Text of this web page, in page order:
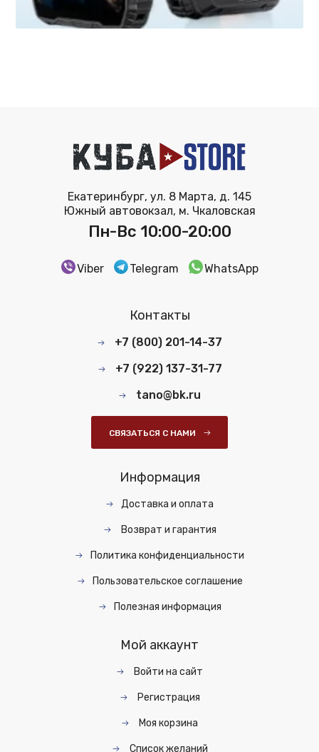
Екатеринбург, ул. 8 Марта, д. 145
Южный автовокзал, м. Чкаловская
Пн-Вс 10:00-20:00
Viber Telegram WhatsApp
Контакты
+7 (800) 201-14-37
+7 (922) 137-31-77
tano@bk.ru
СВЯЗАТЬСЯ С НАМИ
Информация
Доставка и оплата
Возврат и гарантия
Политика конфиденциальности
Пользовательское соглашение
Полезная информация
Мой аккаунт
Войти на сайт
Регистрация
Моя корзина
Список желаний